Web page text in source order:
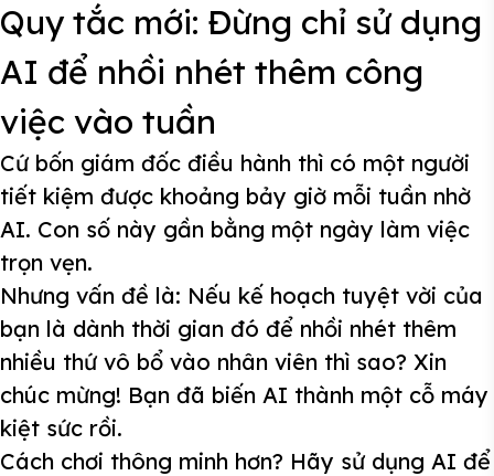
Quy tắc mới: Đừng chỉ sử dụng
AI để nhồi nhét thêm công
việc vào tuần
Cứ bốn giám đốc điều hành thì có một người
tiết kiệm được khoảng bảy giờ mỗi tuần nhờ
AI. Con số này gần bằng một ngày làm việc
trọn vẹn.
Nhưng vấn đề là: Nếu kế hoạch tuyệt vời của
bạn là dành thời gian đó để nhồi nhét thêm
nhiều thứ vô bổ vào nhân viên thì sao? Xin
chúc mừng! Bạn đã biến AI thành một cỗ máy
kiệt sức rồi.
Cách chơi thông minh hơn? Hãy sử dụng AI để